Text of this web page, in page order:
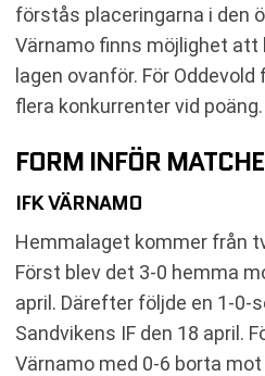
förstås placeringarna i den
Värnamo finns möjlighet att
lagen ovanför. För
flera konkurrenter vid poäng.
FORM INFÖR
IFK VÄRNAMO
Hemmalaget kommer från
Först blev det 3-0 hemma
april. Därefter följde en 1-0-
Sandvikens IF den 18 april.
Värnamo med 0-6 borta mot